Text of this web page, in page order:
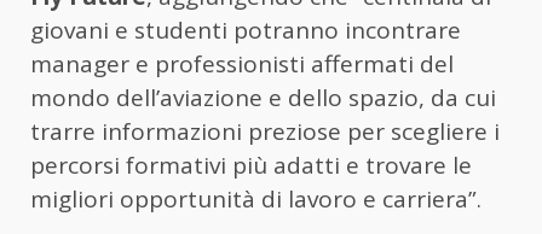
giovani e studenti potranno incontrare
manager e professionisti affermati del
mondo dell’aviazione e dello spazio, da cui
trarre informazioni preziose per scegliere i
percorsi formativi più adatti e trovare le
migliori opportunità di lavoro e carriera”.